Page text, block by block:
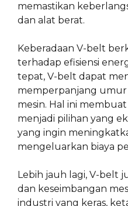
memastikan
dan alat berat.
Keberadaan V-belt
terhadap efisiensi
tepat, V-belt dapat
memperpanjang
mesin. Hal ini
menjadi pilihan yang
yang ingin
mengeluarkan biaya
Lebih jauh lagi, V-belt
dan keseimbangan
industri yang keras,